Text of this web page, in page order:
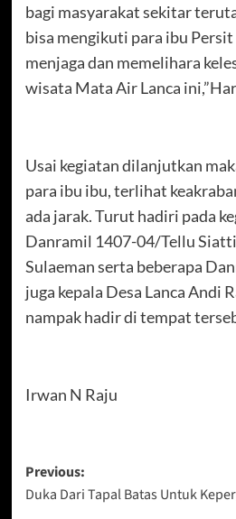
bagi masyarakat sekitar
bisa mengikuti para ibu Persit
menjaga dan memelihara
wisata Mata Air Lanca
Usai kegiatan dilanjutkan
para ibu ibu, terlihat
ada jarak. Turut hadiri pada
Danramil 1407-04/Tellu
Sulaeman serta beberapa
juga kepala Desa Lanca Andi
nampak hadir di tempat
Irwan N Raju
Post
navigation
Previous:
Duka Dari Tapal Batas Untuk